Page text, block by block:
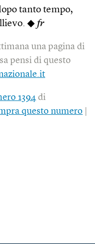
tanto tempo,
◆ fr
una pagina di
pensi di questo
1394 di
questo numero